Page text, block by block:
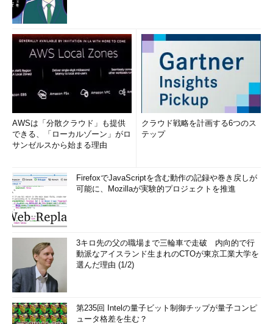
AWSは「分散クラウド」も提供
できる、「ローカルゾーン」がロ
サンゼルスから始まる理由
クラウド戦略を計画する6つのス
テップ
FirefoxでJavaScriptを含む動作の記録や巻き戻しが
可能に、Mozillaが実験的プロジェクトを推進
3キロ先の父の職場まで三輪車で走破 内向的で行
動派なアイスランド生まれのCTOが東京工業大学を
選んだ理由 (1/2)
第235回 Intelの量子ビット制御チップが量子コンピ
ュータ格差を生む？